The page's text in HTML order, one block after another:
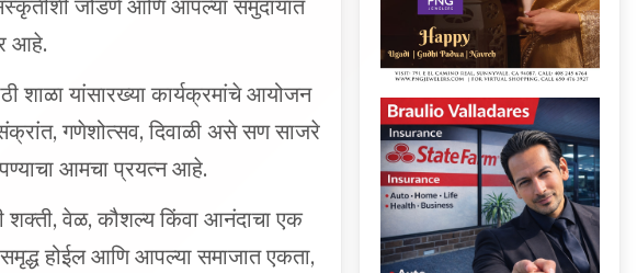
आहे.
गणेशोत्सव, दिवाळी असे सण साजरे
आमचा प्रयत्न आहे.
होईल आणि आपल्या समाजात एकता,